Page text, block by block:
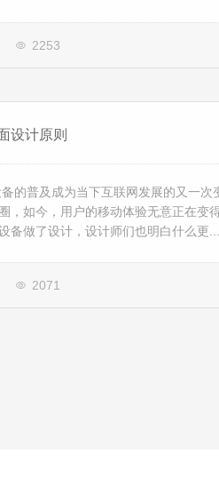
2253
设计原则
的普及成为当下互联网发展的又一次
，如今，用户的移动体验无意正在变
备做了设计，设计师们也明白什么更...
2071